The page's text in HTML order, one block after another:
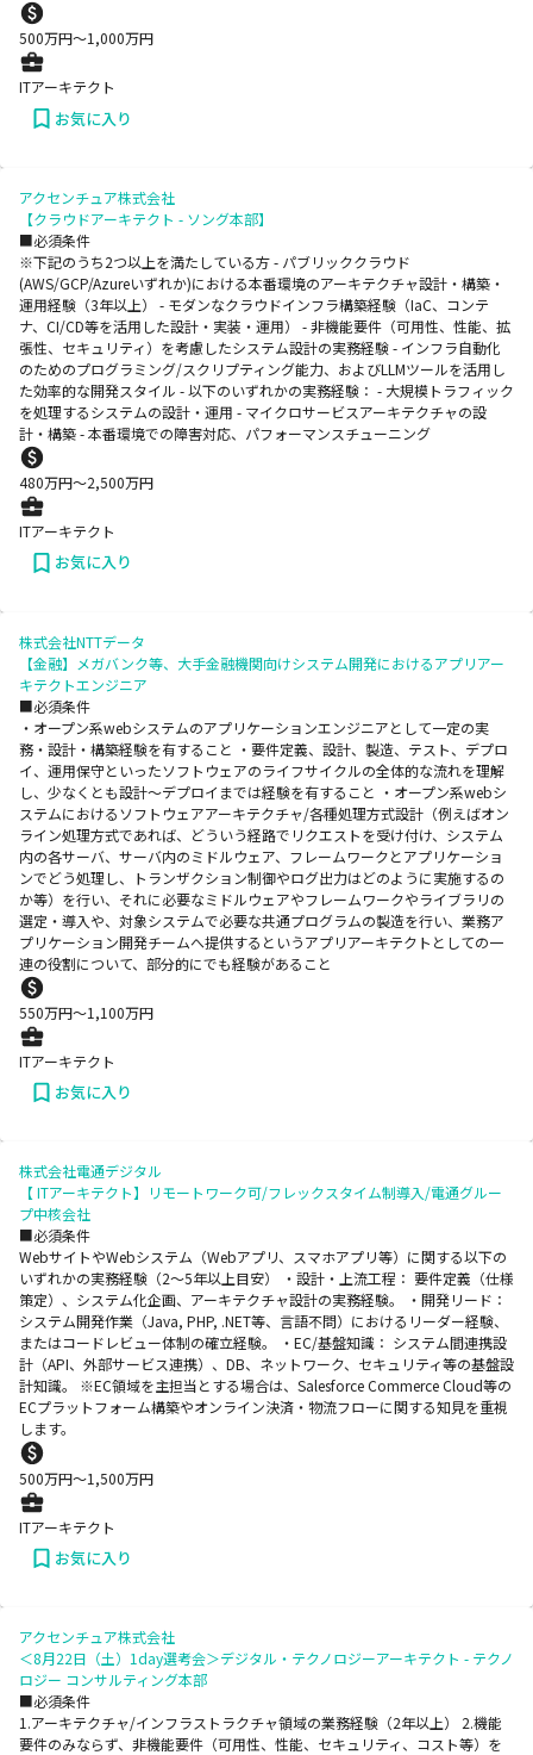
500万円〜1,000万円
ITアーキテクト
お気に入り
アクセンチュア株式会社
【クラウドアーキテクト - ソング本部】
■必須条件
※下記のうち2つ以上を満たしている方 - パブリッククラウド
(AWS/GCP/Azureいずれか)における本番環境のアーキテクチャ設計・構築・
運用経験（3年以上） - モダンなクラウドインフラ構築経験（IaC、コンテ
ナ、CI/CD等を活用した設計・実装・運用） - 非機能要件（可用性、性能、拡
張性、セキュリティ）を考慮したシステム設計の実務経験 - インフラ自動化
のためのプログラミング/スクリプティング能力、およびLLMツールを活用し
た効率的な開発スタイル - 以下のいずれかの実務経験： - 大規模トラフィック
を処理するシステムの設計・運用 - マイクロサービスアーキテクチャの設
計・構築 - 本番環境での障害対応、パフォーマンスチューニング
480万円〜2,500万円
ITアーキテクト
お気に入り
株式会社NTTデータ
【金融】メガバンク等、大手金融機関向けシステム開発におけるアプリアー
キテクトエンジニア
■必須条件
・オープン系webシステムのアプリケーションエンジニアとして一定の実
務・設計・構築経験を有すること ・要件定義、設計、製造、テスト、デプロ
イ、運用保守といったソフトウェアのライフサイクルの全体的な流れを理解
し、少なくとも設計～デプロイまでは経験を有すること ・オープン系webシ
ステムにおけるソフトウェアアーキテクチャ/各種処理方式設計（例えばオン
ライン処理方式であれば、どういう経路でリクエストを受け付け、システム
内の各サーバ、サーバ内のミドルウェア、フレームワークとアプリケーショ
ンでどう処理し、トランザクション制御やログ出力はどのように実施するの
か等）を行い、それに必要なミドルウェアやフレームワークやライブラリの
選定・導入や、対象システムで必要な共通プログラムの製造を行い、業務ア
プリケーション開発チームへ提供するというアプリアーキテクトとしての一
連の役割について、部分的にでも経験があること
550万円〜1,100万円
ITアーキテクト
お気に入り
株式会社電通デジタル
【 ITアーキテクト】リモートワーク可/フレックスタイム制導入/電通グルー
プ中核会社
■必須条件
WebサイトやWebシステム（Webアプリ、スマホアプリ等）に関する以下の
いずれかの実務経験（2〜5年以上目安） ・設計・上流工程： 要件定義（仕様
策定）、システム化企画、アーキテクチャ設計の実務経験。 ・開発リード：
システム開発作業（Java, PHP, .NET等、言語不問）におけるリーダー経験、
またはコードレビュー体制の確立経験。 ・EC/基盤知識： システム間連携設
計（API、外部サービス連携）、DB、ネットワーク、セキュリティ等の基盤設
計知識。 ※EC領域を主担当とする場合は、Salesforce Commerce Cloud等の
ECプラットフォーム構築やオンライン決済・物流フローに関する知見を重視
します。
500万円〜1,500万円
ITアーキテクト
お気に入り
アクセンチュア株式会社
＜8月22日（土）1day選考会＞デジタル・テクノロジーアーキテクト - テクノ
ロジー コンサルティング本部
■必須条件
1.アーキテクチャ/インフラストラクチャ領域の業務経験（2年以上） 2.機能
要件のみならず、非機能要件（可用性、性能、セキュリティ、コスト等）を